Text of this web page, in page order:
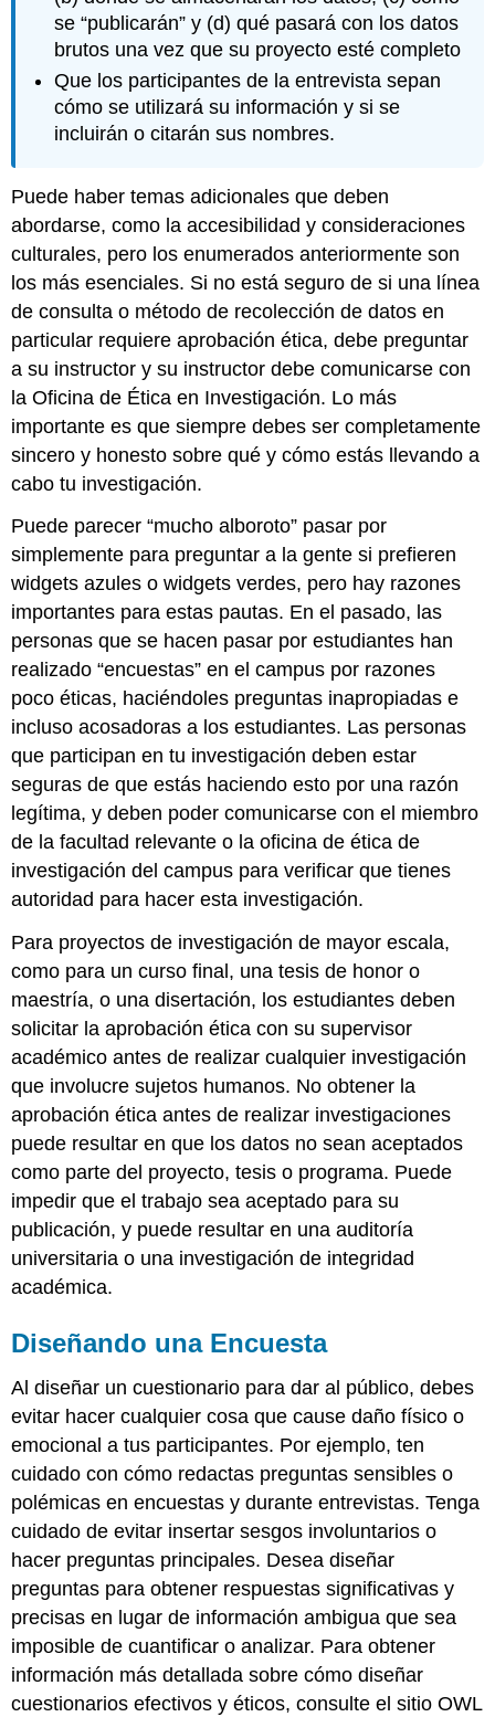
se “publicarán” y (d) qué pasará con los datos
brutos una vez que su proyecto esté completo
Que los participantes de la entrevista sepan
cómo se utilizará su información y si se
incluirán o citarán sus nombres.
Puede haber temas adicionales que deben
abordarse, como la accesibilidad y consideraciones
culturales, pero los enumerados anteriormente son
los más esenciales. Si no está seguro de si una línea
de consulta o método de recolección de datos en
particular requiere aprobación ética, debe preguntar
a su instructor y su instructor debe comunicarse con
la Oficina de Ética en Investigación. Lo más
importante es que siempre debes ser completamente
sincero y honesto sobre qué y cómo estás llevando a
cabo tu investigación.
Puede parecer “mucho alboroto” pasar por
simplemente para preguntar a la gente si prefieren
widgets azules o widgets verdes, pero hay razones
importantes para estas pautas. En el pasado, las
personas que se hacen pasar por estudiantes han
realizado “encuestas” en el campus por razones
poco éticas, haciéndoles preguntas inapropiadas e
incluso acosadoras a los estudiantes. Las personas
que participan en tu investigación deben estar
seguras de que estás haciendo esto por una razón
legítima, y deben poder comunicarse con el miembro
de la facultad relevante o la oficina de ética de
investigación del campus para verificar que tienes
autoridad para hacer esta investigación.
Para proyectos de investigación de mayor escala,
como para un curso final, una tesis de honor o
maestría, o una disertación, los estudiantes deben
solicitar la aprobación ética con su supervisor
académico antes de realizar cualquier investigación
que involucre sujetos humanos. No obtener la
aprobación ética antes de realizar investigaciones
puede resultar en que los datos no sean aceptados
como parte del proyecto, tesis o programa. Puede
impedir que el trabajo sea aceptado para su
publicación, y puede resultar en una auditoría
universitaria o una investigación de integridad
académica.
Diseñando una Encuesta
Al diseñar un cuestionario para dar al público, debes
evitar hacer cualquier cosa que cause daño físico o
emocional a tus participantes. Por ejemplo, ten
cuidado con cómo redactas preguntas sensibles o
polémicas en encuestas y durante entrevistas. Tenga
cuidado de evitar insertar sesgos involuntarios o
hacer preguntas principales. Desea diseñar
preguntas para obtener respuestas significativas y
precisas en lugar de información ambigua que sea
imposible de cuantificar o analizar. Para obtener
información más detallada sobre cómo diseñar
cuestionarios efectivos y éticos, consulte el sitio OWL